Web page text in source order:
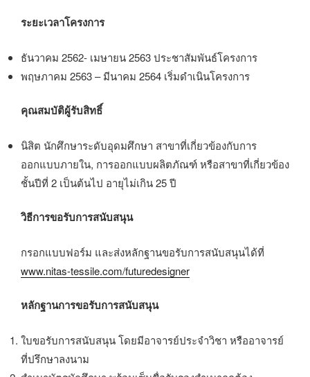
ระยะเวลาโครงการ
ธันวาคม 2562- เมษายน 2563 ประชาสัมพันธ์โครงการ
พฤษภาคม 2563 – มีนาคม 2564 เริ่มดำเนินโครงการ
คุณสมบัติผู้รับสิทธิ์
นิสิต นักศึกษาระดับอุดมศึกษา สาขาที่เกี่ยวข้องกับการ
ออกแบบภายใน, การออกแบบผลิตภัณฑ์ หรือสาขาที่เกี่ยวข้อง
ชั้นปีที่ 2 เป็นต้นไป อายุไม่เกิน 25 ปี
วิธีการขอรับการสนับสนุน
กรอกแบบฟอร์ม และส่งหลักฐานขอรับการสนับสนุนได้ที่
www.nitas-tessile.com/futuredesigner
หลักฐานการขอรับการสนับสนุน
ใบขอรับการสนับสนุน โดยมีอาจารย์ประจำวิชา หรืออาจารย์
ที่ปรึกษาลงนาม